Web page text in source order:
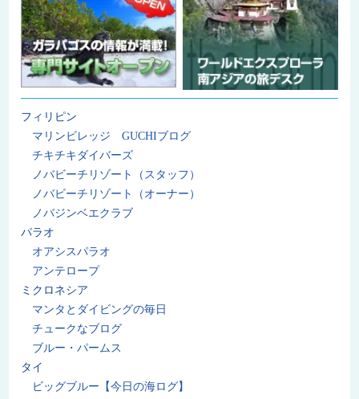
フィリピン
マリンビレッジ GUCHIブログ
チキチキダイバーズ
ノバビーチリゾート（スタッフ）
ノバビーチリゾート（オーナー）
ノバジンベエクラブ
パラオ
オアシスパラオ
アンテロープ
ミクロネシア
マンタとダイビングの毎日
チュークなブログ
ブルー・パームス
タイ
ビッグブルー【今日の海ログ】